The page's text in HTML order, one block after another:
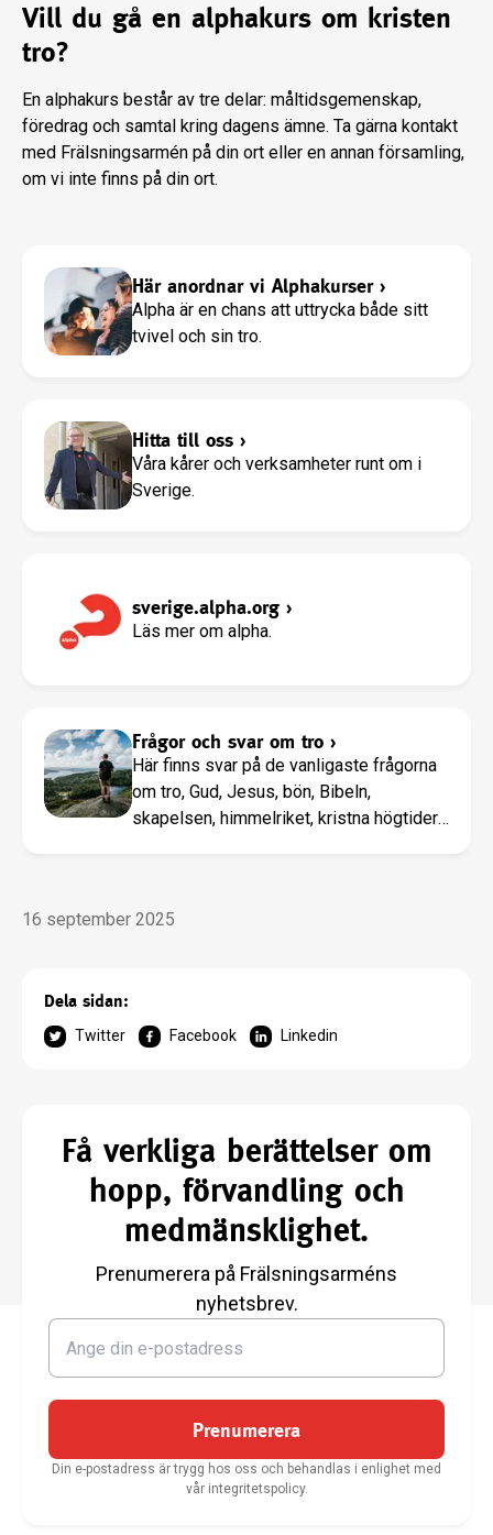
Vill du gå en alphakurs om kristen
tro?
En alphakurs består av tre delar: måltidsgemenskap,
föredrag och samtal kring dagens ämne. Ta gärna kontakt
med Frälsningsarmén på din ort eller en annan församling,
om vi inte finns på din ort.
Här anordnar vi Alphakurser›
Alpha är en chans att uttrycka både sitt
tvivel och sin tro.
Hitta till oss ›
Våra kårer och verksamheter runt om i
Sverige.
sverige.alpha.org ›
Läs mer om alpha.
Frågor och svar om tro ›
Här finns svar på de vanligaste frågorna
om tro, Gud, Jesus, bön, Bibeln,
skapelsen, himmelriket, kristna högtider
16 september 2025
Dela sidan:
Twitter Facebook Linkedin
Få verkliga berättelser om
hopp, förvandling och
medmänsklighet.
Prenumerera på Frälsningsarméns
nyhetsbrev.
Prenumerera
Din e-postadress är trygg hos oss och behandlas i enlighet med
vår integritetspolicy.